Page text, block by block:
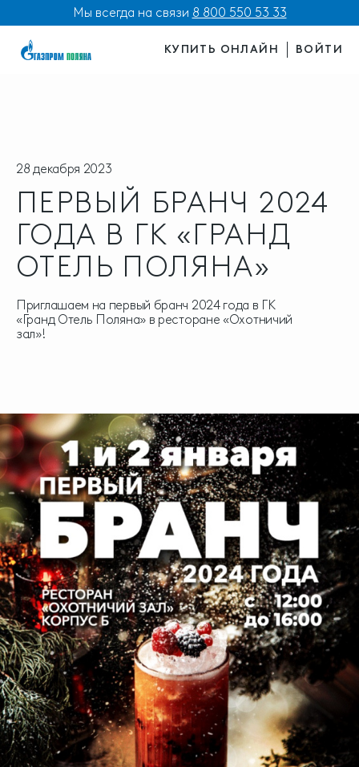
Мы всегда на связи 8 800 550 53 33
КУПИТЬ ОНЛАЙН ВОЙТИ
28 декабря 2023
ПЕРВЫЙ БРАНЧ 2024
ГОДА В ГК «ГРАНД
ОТЕЛЬ ПОЛЯНА»
Приглашаем на первый бранч 2024 года в ГК
«Гранд Отель Поляна» в ресторане «Охотничий
зал»!